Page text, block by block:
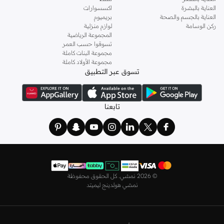
اختاريفساتين
أنيقة بتصاميم عصرية تناسب ذوقك، بقصّات طويلة أو قصيرة،
وباستايلات كاجوال أو رسمية. لدينا خيارات متعددة من علامات رائدة مثل
! اختاري من مجموعتنا قطعًا أنثوية مثل
، أو اقتني العبوات الاقتصادية التي تحتوي على كافة القطع الأساسية.
مريحة، بما في ذلك قمصان النوم والبيجامات من علامات
نعوميوغيرها.
استعدي لأجواء الصيف مع مجموعتنا من ملابس السباحة التي تضم كل ما تحتاجينه،
مستلزمات الشاطئ أو المسبح.
من علامات رائدة مثلتمبرلاندو لاكوست وغانتوجيوردانووغيرها، لتكون دائمًا في أبهى
صورة سواء كنت متوجهاً إلى عملك أو تقضي عطلة نهاية الأسبوع برفقة أصدقائك
ستجد لدينا في مجموعة التيشيرتات والقمصان كل ما تحتاجه مع مجموعة متنوعة من
العناية بالبشرة
العناية بالجسم والصحة
ركن الوسامة
اكسسوارات
بريميوم
لوازم منزلية
المجموعة الرياضية
تسوقوا حسب العمر
مجموعة البنات كاملة
مجموعة الأولاد كاملة
تسوق عبر التطبيق
تابعنا
© 2026 نمشي. كل الحقوق محفوظة
نمشي هولدينج ليميتد